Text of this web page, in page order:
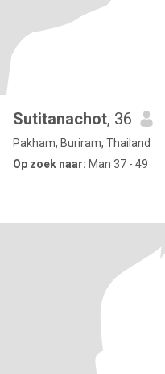
Sutitanachot, 36
Pakham, Buriram, Thailand
Op zoek naar: Man 37 - 49